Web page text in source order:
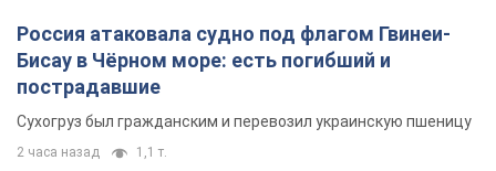
Россия атаковала судно под флагом Гвинеи-
Бисау в Чёрном море: есть погибший и
пострадавшие
Сухогруз был гражданским и перевозил украинскую пшеницу
2 часа назад 1,1 т.